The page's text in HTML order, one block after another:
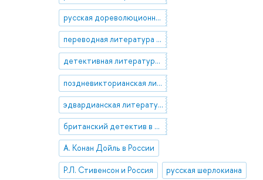
русская дореволюционная журналистика
переводная литература в России
детективная литература в России
поздневикторианская литература в России
эдвардианская литература в России
британский детектив в России
А. Конан Дойль в России
Р.Л. Стивенсон и Россия русская шерлокиана